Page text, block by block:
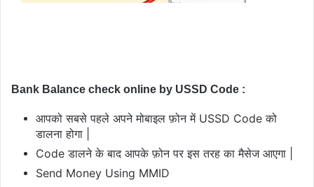
Bank Balance check online by USSD Code :
आपको सबसे पहले अपने मोबाइल फ़ोन में USSD Code को
डालना होगा |
Code डालने के बाद आपके फ़ोन पर इस तरह का मैसेज आएगा |
Send Money Using MMID